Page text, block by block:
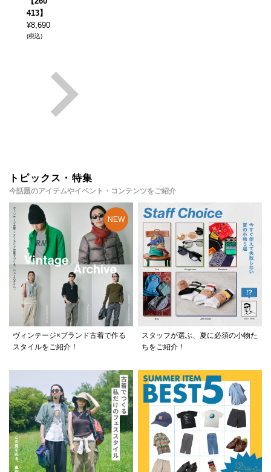
413】
¥8,690
(税込)
トピックス・特集
今話題のアイテムやイベント・コンテンツをご紹介
ヴィンテージ×ブランド古着で作る
スタイルをご紹介！
スタッフが選ぶ、夏に必須の小物た
ちをご紹介！